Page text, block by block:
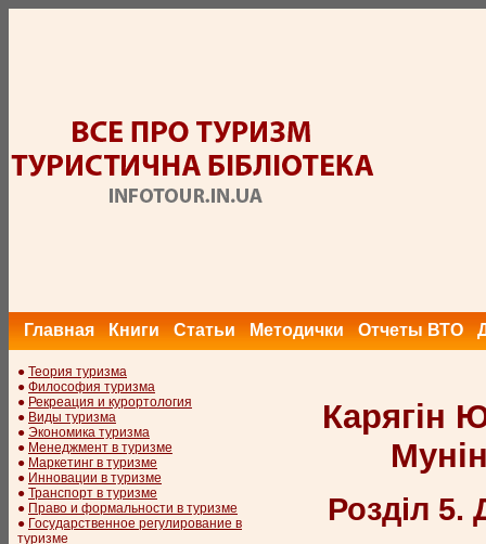
Главная Книги Статьи Методички Отчеты ВТО
● Теория туризма
● Философия туризма
● Рекреация и курортология
● Виды туризма
● Экономика туризма
● Менеджмент в туризме
● Маркетинг в туризме
● Инновации в туризме
● Транспорт в туризме
● Право и формальности в туризме
● Государственное регулирование в
туризме
Карягін
Розділ 5.